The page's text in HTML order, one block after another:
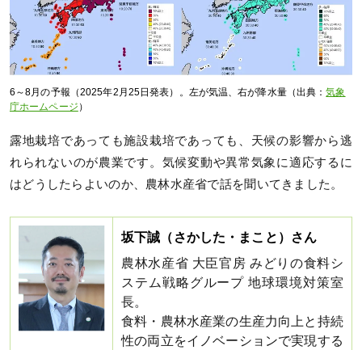
6～8月の予報（2025年2月25日発表）。左が気温、右が降水量（出典：気象
庁ホームページ ）
露地栽培であっても施設栽培であっても、天候の影響から逃
れられないのが農業です。気候変動や異常気象に適応するに
はどうしたらよいのか、農林水産省で話を聞いてきました。
坂下誠（さかした・まこと）さん
農林水産省 大臣官房 みどりの食料シ
ステム戦略グループ 地球環境対策室
長。
食料・農林水産業の生産力向上と持続
性の両立をイノベーションで実現する